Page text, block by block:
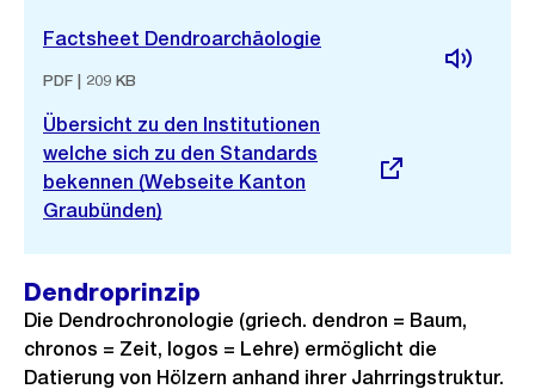
Factsheet Dendroarchäologie
PDF | 209 KB
Externer
Link:
Übersicht zu den Institutionen
welche sich zu den Standards
bekennen (Webseite Kanton
Graubünden)
Dendroprinzip
Die Dendrochronologie (griech. dendron = Baum,
chronos = Zeit, logos = Lehre) ermöglicht die
Datierung von Hölzern anhand ihrer Jahrringstruktur.